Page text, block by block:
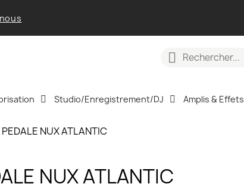
Studio/Enregistrement/DJ Amplis & Effets
PEDALE NUX ATLANTIC
NUX ATLANTIC